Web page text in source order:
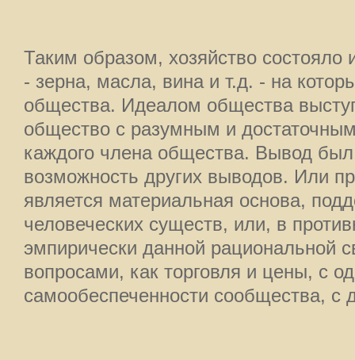
Таким образом, хозяйство
- зерна, масла, вина и т.д. - на
общества. Идеалом общества
общество с разумным и
каждого члена общества. Вывод
возможность других выводов. Или
является материальная основа,
человеческих существ, или, в
эмпирически данной рациональной
вопросами, как торговля и цены, с
самообеспеченности сообщества, с